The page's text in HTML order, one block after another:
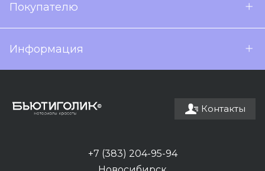
Покупателю
Информация
Контакты
+7 (383) 204-95-94